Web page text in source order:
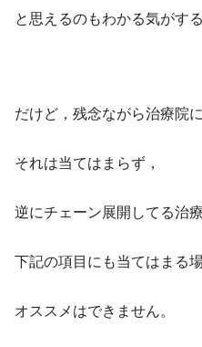
と思えるのもわかる気がする
だけど，残念ながら治療院
それは当てはまらず，
逆にチェーン展開してる治
下記の項目にも当てはまる
オススメはできません。